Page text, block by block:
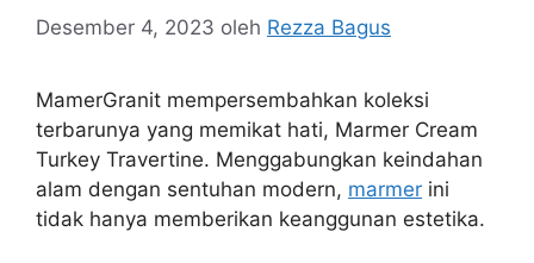
Desember 4, 2023 oleh Rezza Bagus
MamerGranit mempersembahkan koleksi
terbarunya yang memikat hati, Marmer Cream
Turkey Travertine. Menggabungkan keindahan
alam dengan sentuhan modern, marmer ini
tidak hanya memberikan keanggunan estetika.